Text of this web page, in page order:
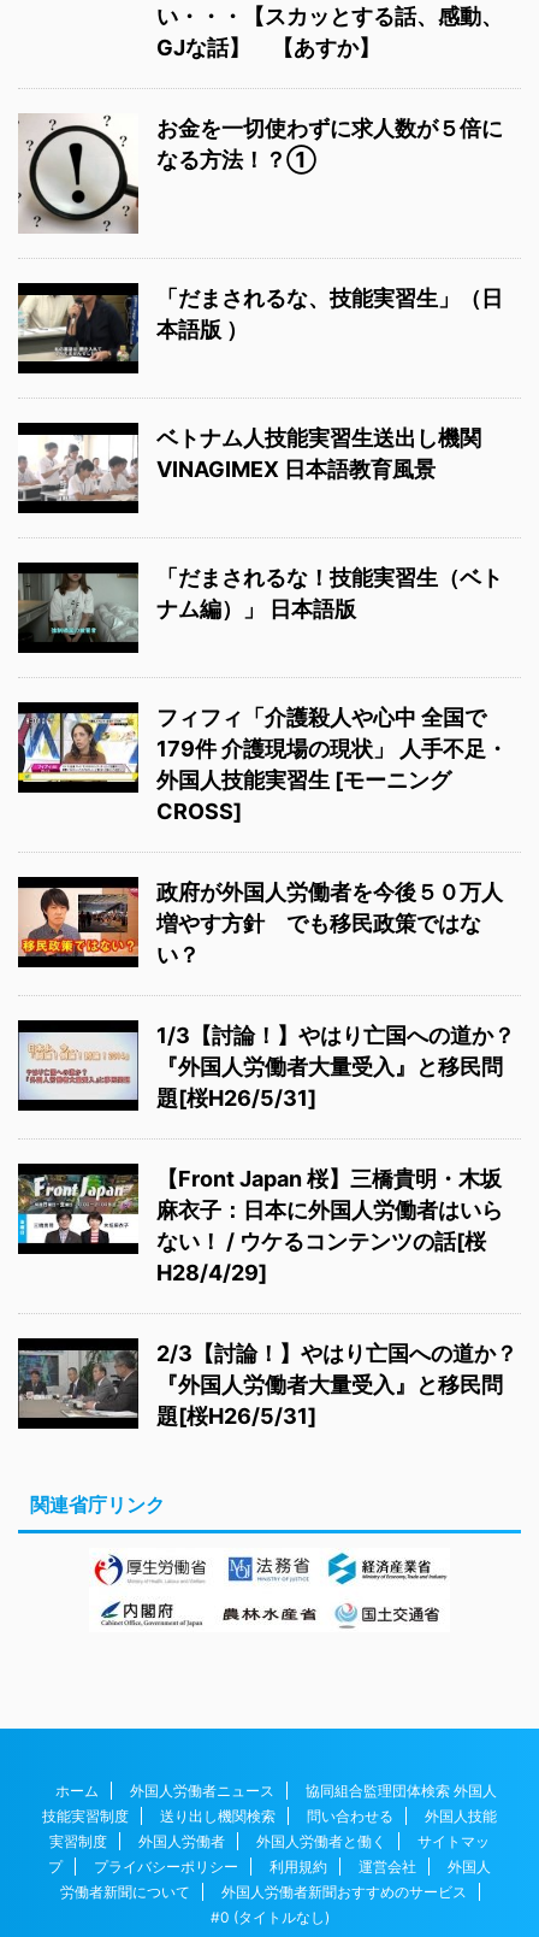
い・・・【スカッとする話、感動、
GJな話】 【あすか】
お金を一切使わずに求人数が５倍に
なる方法！？①
「だまされるな、技能実習生」（日
本語版 ）
ベトナム人技能実習生送出し機関
VINAGIMEX 日本語教育風景
「だまされるな！技能実習生（ベト
ナム編）」 日本語版
フィフィ「介護殺人や心中 全国で
179件 介護現場の現状」 人手不足・
外国人技能実習生 [モーニング
CROSS]
政府が外国人労働者を今後５０万人
増やす方針 でも移民政策ではな
い？
1/3【討論！】やはり亡国への道か？
『外国人労働者大量受入』と移民問
題[桜H26/5/31]
【Front Japan 桜】三橋貴明・木坂
麻衣子：日本に外国人労働者はいら
ない！ / ウケるコンテンツの話[桜
H28/4/29]
2/3【討論！】やはり亡国への道か？
『外国人労働者大量受入』と移民問
題[桜H26/5/31]
関連省庁リンク
ホーム 外国人労働者ニュース
協同組合監理団体検索 外国人
技能実習制度
送り出し機関検索 問い合わせる
外国人技能
実習制度
外国人労働者 外国人労働者と働く
サイトマッ
プ
プライバシーポリシー 利用規約 運営会社
外国人
労働者新聞について
外国人労働者新聞おすすめのサービス
#0 (タイトルなし)